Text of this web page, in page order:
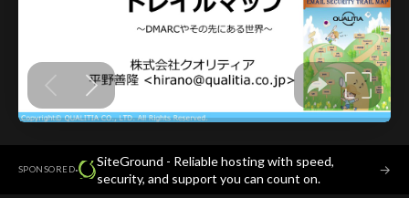
SPONSORED·
SiteGround - Reliable hosting with speed,
security, and support you can count on.
→